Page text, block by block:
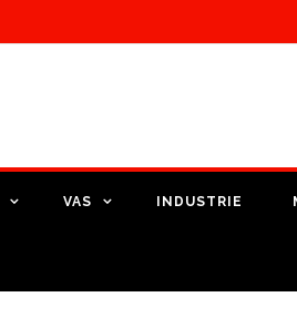
VAS INDUSTRIE